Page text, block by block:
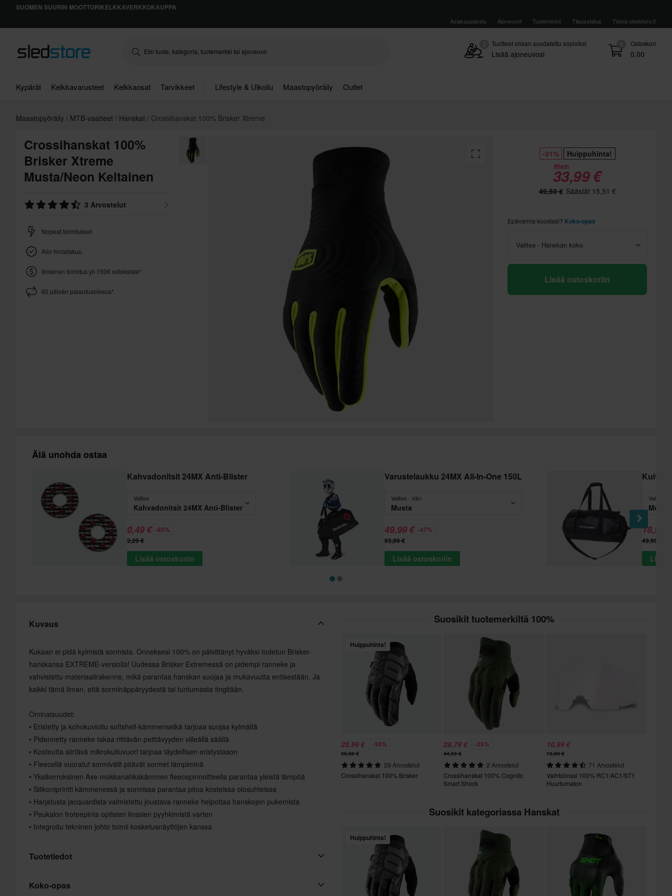
SUOMEN SUURIN MOOTTORIKELKKAVERKKOKAUPPA
Asiakaspalvelu Ajoneuvot Tuotemerkit Tilausstatus Tietoa sledstore.fi
0 Ostoskori
0,00
Tuotteet ollaan suodatettu sopiviksi
Lisää ajoneuvosi
Kypärät Kelkkavarusteet Kelkkaosat Tarvikkeet Lifestyle & Ulkoilu Maastopyöräily Outlet
Maastopyöräily MTB-vaatteet Hanskat Crossihanskat 100% Brisker Xtreme
Crossihanskat 100%
Brisker Xtreme
Musta/Neon Keltainen
3 Arvostelut
Nopeat toimitukset
Alin hintatakuu
Ilmainen toimitus yli 150€ ostoksista*
60 päivän palautusoikeus*
-31% Huippuhinta!
Alkaen
33,99 €
49,50 € Säästät 15,51 €
Epävarma koostasi? Koko-opas
Valitse - Hanskan koko
Lisää ostoskoriin
Älä unohda ostaa
Kahvadonitsit 24MX Anti-Blister
Valitse
Kahvadonitsit 24MX Anti-Blister
0,49 € -85%
3,29 €
Lisää ostoskoriin
Varustelaukku 24MX All-In-One 150L
Valitse - Väri
Musta
49,99 € -47%
93,99 €
Lisää ostoskoriin
Valitse -
18,99 €
49,99 €
Lisää
Kuvaus
Kukaan ei pidä kylmistä sormista. Onneksesi 100% on päivittänyt hyväksi todetun Brisker-
hanskansa EXTREME-versiolla! Uudessa Brisker Extremessä on pidempi ranneke ja
vahvistettu materiaalirakenne, mikä parantaa hanskan suojaa ja mukavuutta entisestään. Ja
kaikki tämä ilman, että sorminäppäryydestä tai tuntumasta tingitään.
Ominaisuudet:
• Eristetty ja kohokuvioitu softshell-kämmenselkä tarjoaa suojaa kylmältä
• Pidennetty ranneke takaa riittävän peittävyyden viileällä säällä
• Kosteutta siirtävä mikrokuituvuori tarjoaa täydellisen eristystason
• Fleecellä vuoratut sormivälit pitävät sormet lämpiminä
• Yksikerroksinen Axe-mokkanahkakämmen fleecepinnoitteella parantaa yleistä lämpöä
• Silikoniprintti kämmenessä ja sormissa parantaa pitoa kosteissa olosuhteissa
• Harjatusta jacquardista valmistettu joustava ranneke helpottaa hanskojen pukemista
• Peukalon froteepinta optisten linssien pyyhkimistä varten
• Integroitu tekninen johto toimii kosketusnäyttöjen kanssa
Tuotetiedot
Merkki
Koko-opas
Suosikit tuotemerkiltä 100%
Huippuhinta!
25,99 € -34%
39,50 €
29 Arvostelut
Crossihanskat 100% Brisker
28,79 € -35%
44,50 €
2 Arvostelut
Crossihanskat 100% Cognito
Smart Shock
10,99 €
12,00 €
71 Arvostelut
Vaihtolinssi 100% RC1/AC1/ST1
Huurtumaton
Suosikit kategoriassa Hanskat
Huippuhinta!